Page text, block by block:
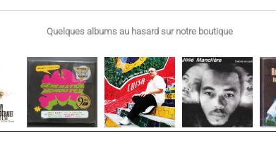
Quelques albums au hasard sur notre boutique